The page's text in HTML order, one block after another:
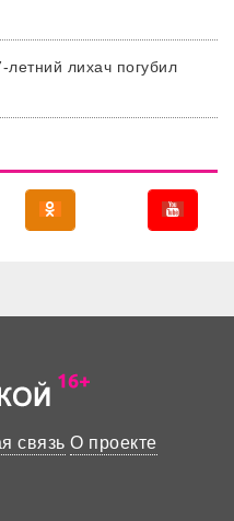
летний лихач погубил
связь О проекте